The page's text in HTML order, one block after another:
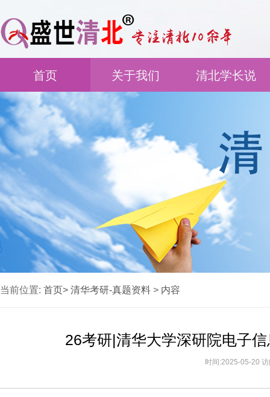
首页 关于我们 清北学长说
当前位置: 首页> 清华考研-真题资料 > 内容
26考研|清华大学深研院电子
时间:2025-05-20